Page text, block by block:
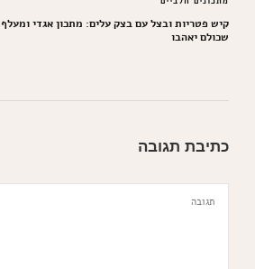
קיש פטריות ובצל עם בצק עלים: מתכון אגדי ומעלף
שכולם יאהבו
כתיבת תגובה